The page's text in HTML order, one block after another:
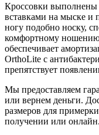
Кроссовки выполнены
вставками на мыске и
ногу подобно носку,
комфортному
обеспечивает
OrthoLite с
препятствует
Мы предоставляем
или вернем деньги.
размеров для
получении или онлайн.